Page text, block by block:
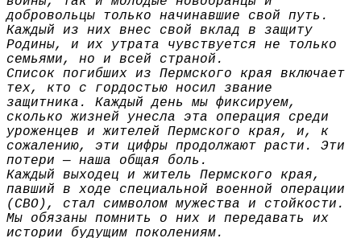
добровольцы только начинавшие свой путь.
Каждый из них внес свой вклад в защиту
Родины, и их утрата чувствуется не только
семьями, но и всей страной.
Список погибших из Пермского края включает
тех, кто с гордостью носил звание
защитника. Каждый день мы фиксируем,
сколько жизней унесла эта операция среди
уроженцев и жителей Пермского края, и, к
сожалению, эти цифры продолжают расти. Эти
потери — наша общая боль.
Каждый выходец и житель Пермского края,
павший в ходе специальной военной операции
(СВО), стал символом мужества и стойкости.
Мы обязаны помнить о них и передавать их
истории будущим поколениям.